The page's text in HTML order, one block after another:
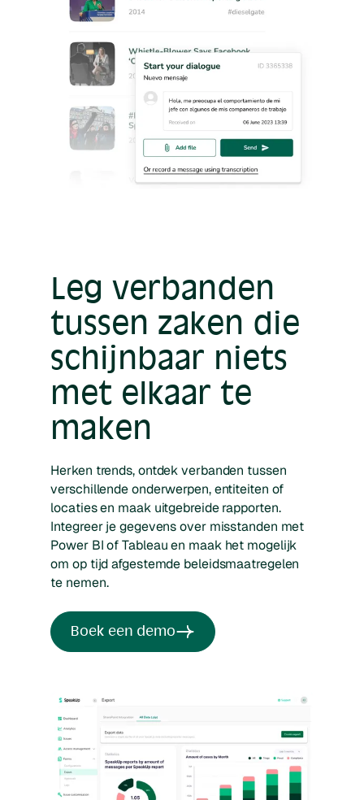
Leg verbanden
tussen zaken die
schijnbaar niets
met elkaar te
maken
Herken trends, ontdek verbanden tussen
verschillende onderwerpen, entiteiten of
locaties en maak uitgebreide rapporten.
Integreer je gegevens over misstanden met
Power BI of Tableau en maak het mogelijk
om op tijd afgestemde beleidsmaatregelen
te nemen.
Boek een demo